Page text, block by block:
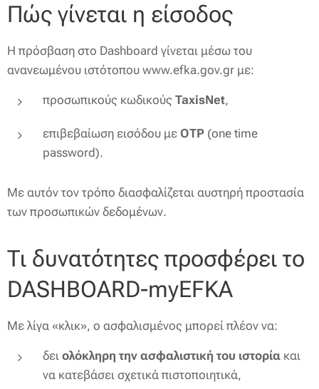
Πώς γίνεται η είσοδος
Η πρόσβαση στο Dashboard γίνεται μέσω του
ανανεωμένου ιστότοπου www.efka.gov.gr με:
προσωπικούς κωδικούς TaxisNet,
επιβεβαίωση εισόδου με OTP (one time
password).
Με αυτόν τον τρόπο διασφαλίζεται αυστηρή προστασία
των προσωπικών δεδομένων.
Τι δυνατότητες προσφέρει το
DASHBOARD-myEFKA
Με λίγα «κλικ», ο ασφαλισμένος μπορεί πλέον να:
δει ολόκληρη την ασφαλιστική του ιστορία και
να κατεβάσει σχετικά πιστοποιητικά,